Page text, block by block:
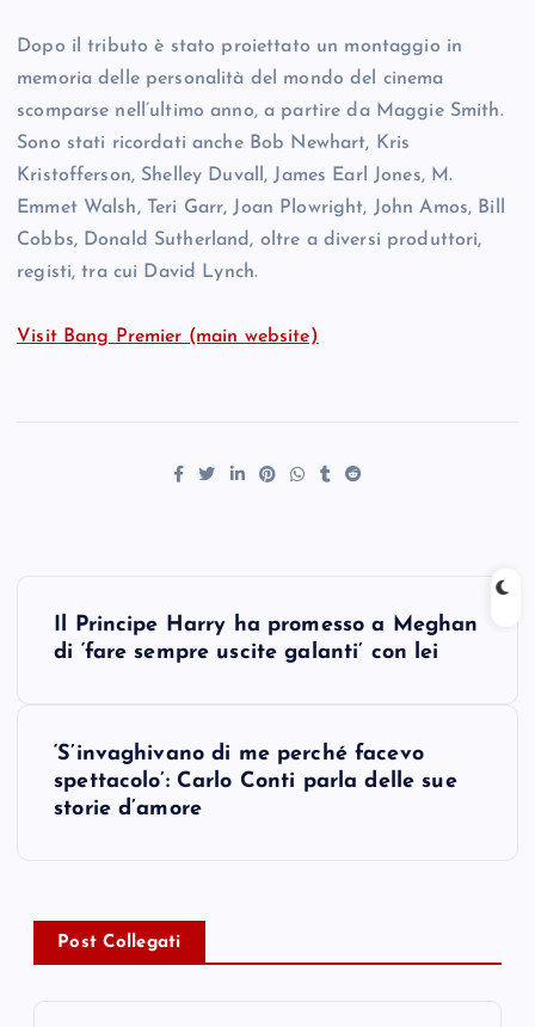
Dopo il tributo è stato proiettato un montaggio in
memoria delle personalità del mondo del cinema
scomparse nell’ultimo anno, a partire da Maggie Smith.
Sono stati ricordati anche Bob Newhart, Kris
Kristofferson, Shelley Duvall, James Earl Jones, M.
Emmet Walsh, Teri Garr, Joan Plowright, John Amos, Bill
Cobbs, Donald Sutherland, oltre a diversi produttori,
registi, tra cui David Lynch.
Visit Bang Premier (main website)
v
Il Principe Harry ha promesso a Meghan
di ‘fare sempre uscite galanti’ con lei
‘S’invaghivano di me perché facevo
spettacolo’: Carlo Conti parla delle sue
storie d’amore
Post Collegati